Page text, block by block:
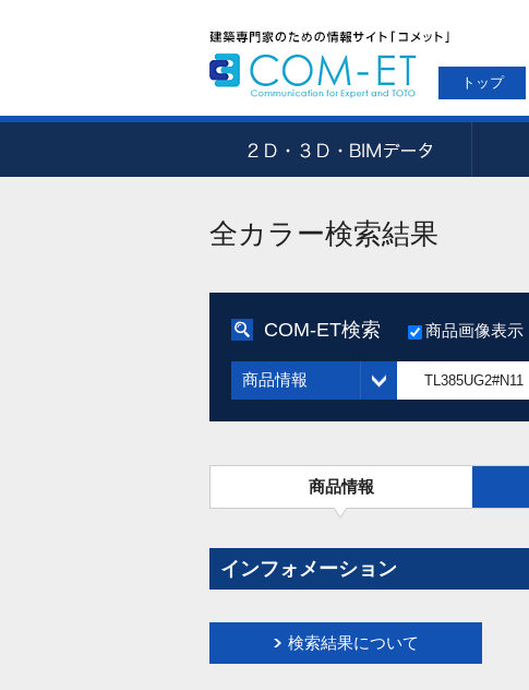
トップ
全カラー検索結果
COM-ET検索 商品画像表示
商品情報
商品情報
インフォメーション
検索結果について